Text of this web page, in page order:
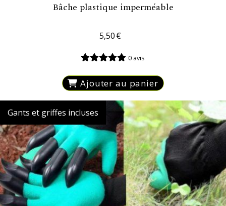
Bâche plastique imperméable
5,50€
0 avis
Ajouter au panier
Gants et griffes incluses